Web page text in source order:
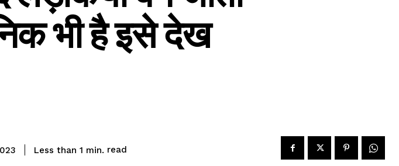
भी है इसे देख
Less than 1 min. read